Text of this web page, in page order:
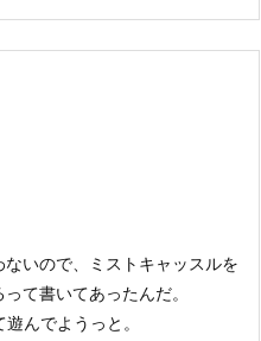
いので、ミストキャッスルを
て書いてあったんだ。
んでようっと。